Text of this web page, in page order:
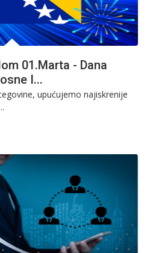
01.marta - Dana
I...
upućujemo najiskrenije